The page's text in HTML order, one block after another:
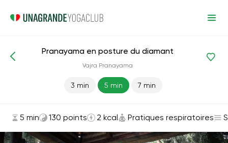
Asanas et exercices Pratiques respiratoires
Pranayama en posture du diamant
Vajra Pranayama
3 min 5 min 7 min
5 min 130 points 2 kcal Pratiques respiratoires